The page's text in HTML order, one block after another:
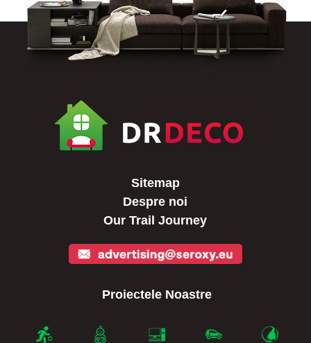
Sitemap
Despre noi
Our Trail Journey
Proiectele Noastre